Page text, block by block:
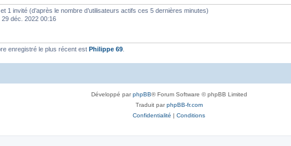
1 invité (d’après le nombre d’utilisateurs actifs ces 5 dernières minutes)
29 déc. 2022 00:16
enregistré le plus récent est Philippe 69
Développé parphpBB® Forum Software © phpBB Limited
Traduit parphpBB-fr.com
Confidentialité | Conditions